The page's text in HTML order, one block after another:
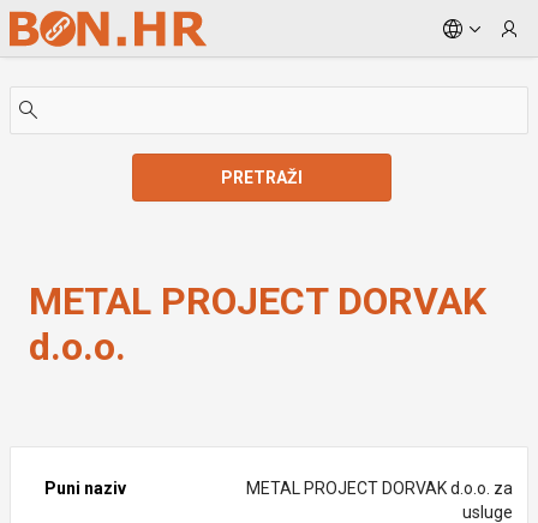
Skip to Main Content
PRETRAŽI
METAL PROJECT DORVAK
d.o.o.
Puni naziv
METAL PROJECT DORVAK d.o.o. za
usluge